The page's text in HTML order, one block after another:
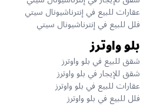
عقارات للبيع في إنترناشيونال سيتي
فلل للبيع في إنترناشيونال سيتي
بلو واوترز
شقق للبيع في بلو واوترز
شقق للإيجار في بلو واوترز
عقارات للبيع في بلو واوترز
فلل للبيع في بلو واوترز